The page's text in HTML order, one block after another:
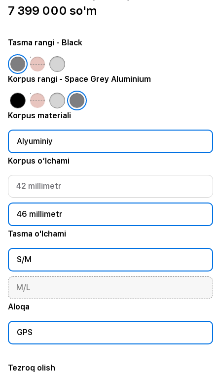
7 399 000 so'm
Korpus materiali
Alyuminiy
Korpus o‘lchami
42 millimetr
46 millimetr
Tasma o'lchami
S/M
M/L
Tasma rangi - Black
Korpus rangi - Space Grey Aluminium
Aloqa
GPS
Tezroq olish